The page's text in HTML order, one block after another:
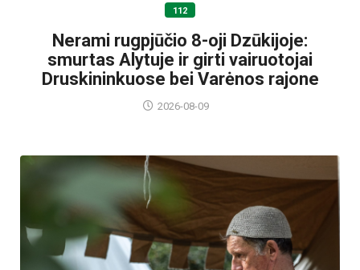
112
Nerami rugpjūčio 8-oji Dzūkijoje:
smurtas Alytuje ir girti vairuotojai
Druskininkuose bei Varėnos rajone
2026-08-09